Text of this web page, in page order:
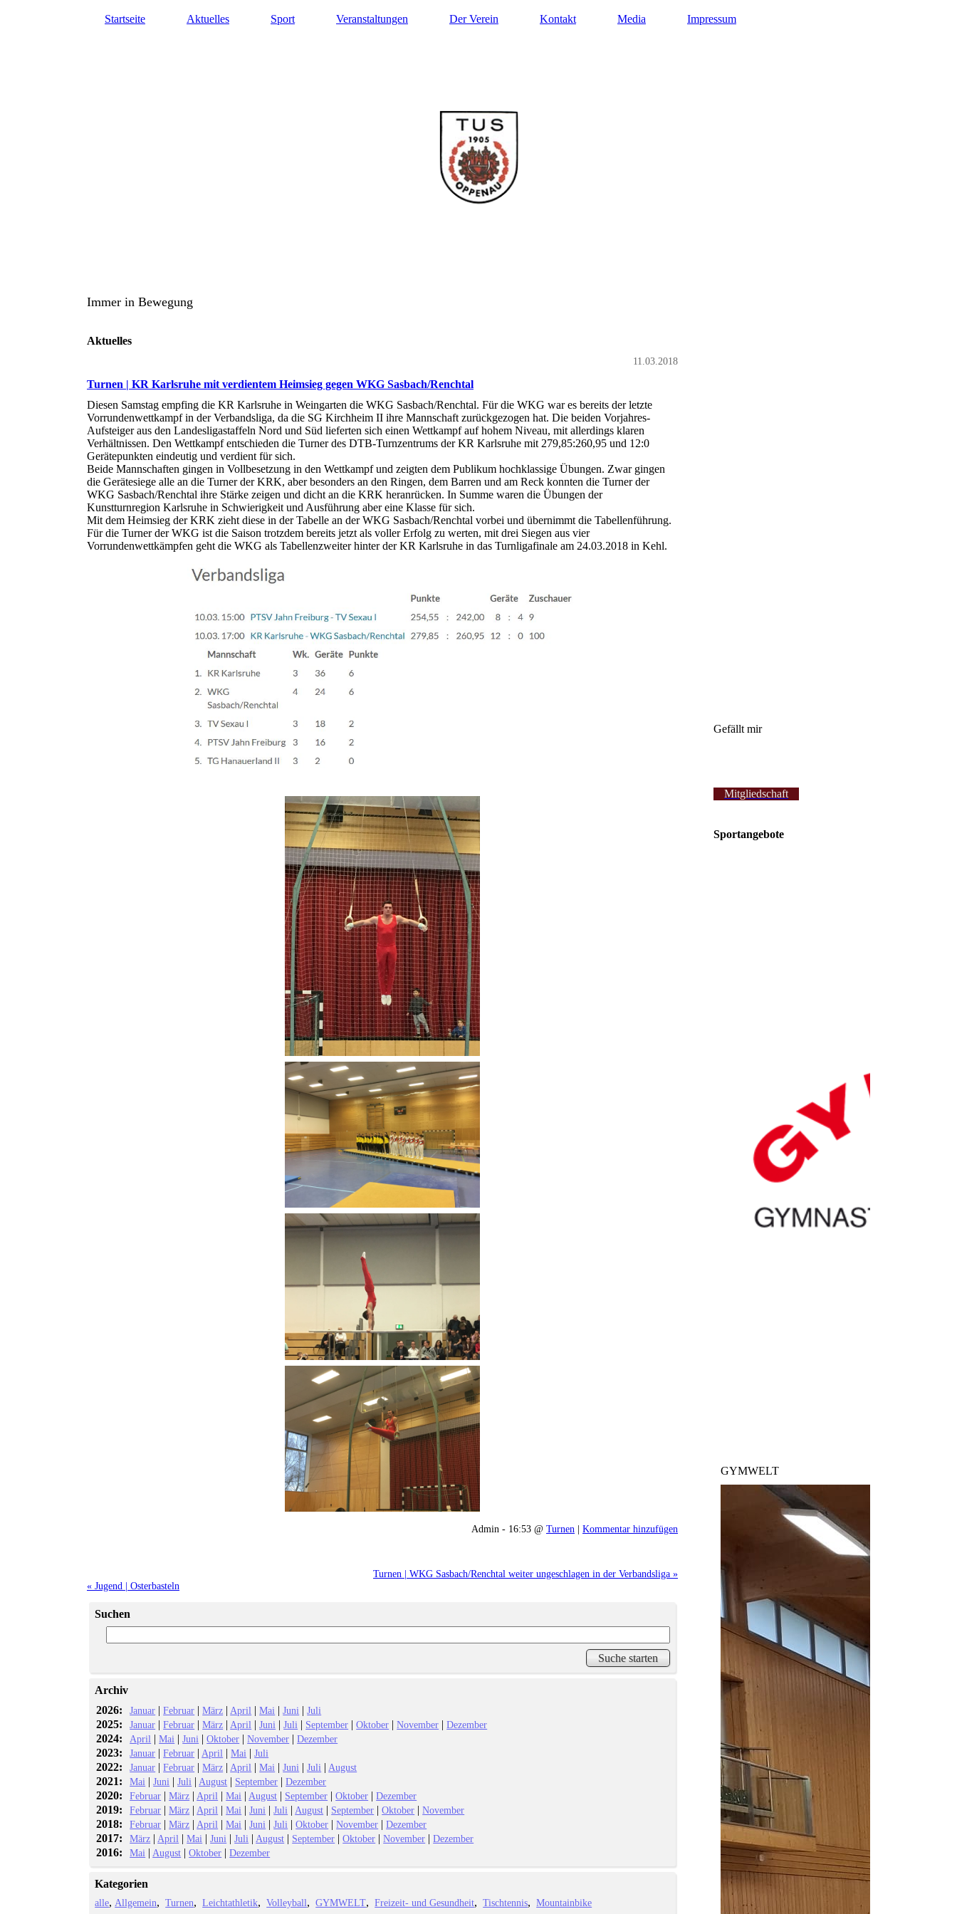
Startseite Aktuelles Sport Veranstaltungen Der Verein Kontakt Media Impressum
Immer in Bewegung
Aktuelles
11.03.2018
Turnen | KR Karlsruhe mit verdientem Heimsieg gegen WKG Sasbach/Renchtal
Diesen Samstag empfing die KR Karlsruhe in Weingarten die WKG Sasbach/Renchtal. Für die WKG war es bereits der letzte
Vorrundenwettkampf in der Verbandsliga, da die SG Kirchheim II ihre Mannschaft zurückgezogen hat. Die beiden Vorjahres-
Aufsteiger aus den Landesligastaffeln Nord und Süd lieferten sich einen Wettkampf auf hohem Niveau, mit allerdings klaren
Verhältnissen. Den Wettkampf entschieden die Turner des DTB-Turnzentrums der KR Karlsruhe mit 279,85:260,95 und 12:0
Gerätepunkten eindeutig und verdient für sich.
Beide Mannschaften gingen in Vollbesetzung in den Wettkampf und zeigten dem Publikum hochklassige Übungen. Zwar gingen
die Gerätesiege alle an die Turner der KRK, aber besonders an den Ringen, dem Barren und am Reck konnten die Turner der
WKG Sasbach/Renchtal ihre Stärke zeigen und dicht an die KRK heranrücken. In Summe waren die Übungen der
Kunstturnregion Karlsruhe in Schwierigkeit und Ausführung aber eine Klasse für sich.
Mit dem Heimsieg der KRK zieht diese in der Tabelle an der WKG Sasbach/Renchtal vorbei und übernimmt die Tabellenführung.
Für die Turner der WKG ist die Saison trotzdem bereits jetzt als voller Erfolg zu werten, mit drei Siegen aus vier
Vorrundenwettkämpfen geht die WKG als Tabellenzweiter hinter der KR Karlsruhe in das Turnligafinale am 24.03.2018 in Kehl.
Admin - 16:53 @ Turnen | Kommentar hinzufügen
Turnen | WKG Sasbach/Renchtal weiter ungeschlagen in der Verbandsliga »
« Jugend | Osterbasteln
Suchen
Archiv
2026:
Januar |Februar |März | April |Mai |Juni |Juli
2025: Januar |Februar |März | April |Juni |Juli | September |Oktober |November |Dezember
2024: April |Mai |Juni |Oktober |November |Dezember
2023: Januar |Februar | April |Mai |Juli
2022: Januar |Februar |März | April |Mai |Juni |Juli | August
2021: Mai |Juni |Juli | August | September |Dezember
2020: Februar |März | April |Mai | August | September |Oktober |Dezember
2019: Februar |März | April |Mai |Juni |Juli | August | September |Oktober |November
2018: Februar |März | April |Mai |Juni |Juli |Oktober |November |Dezember
2017: März | April |Mai |Juni |Juli | August | September |Oktober |November |Dezember
2016: Mai | August |Oktober |Dezember
Kategorien
alle Allgemein Turnen Leichtathletik Volleyball GYMWELT Freizeit- und Gesundheit Tischtennis Mountainbike
Gefällt mir
Mitgliedschaft
Sportangebote
GYMWELT